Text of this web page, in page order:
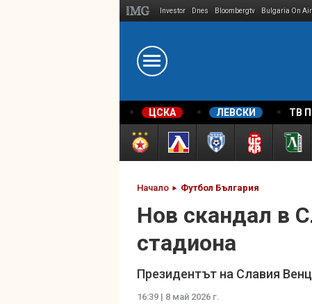
Investor Dnes Bloombergtv Bulgaria On Air
ЦСКА ЛЕВСКИ ТВ
Начало Футбол България
Нов скандал в
стадиона
Президентът на Славия
16:39 | 8 май 2026 г.